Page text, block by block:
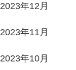
2023年12月
2023年11月
2023年10月